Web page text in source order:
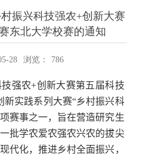
振兴科技强农+创新大赛
东北大学校赛的通知
28 浏览： 786
强农+创新大赛第五届科技
新实践系列大赛“乡村振兴科
赛事之一，旨在营造研究生
批学农爱农强农兴农的拔尖
代化，推进乡村全面振兴，